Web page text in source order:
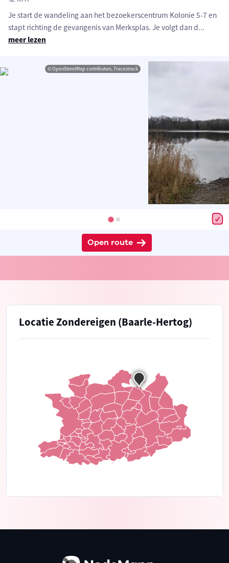
Je start de wandeling aan het bezoekerscentrum Kolonie 5-7 en
stapt richting de gevangenis van Merksplas. Je volgt dan d...
meer lezen
© OpenStreetMap contributors, Tracestrack
Open route
Locatie Zondereigen (Baarle-Hertog)